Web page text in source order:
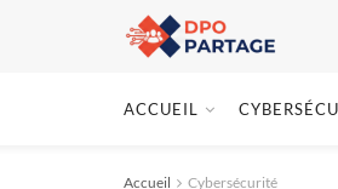
ACCUEIL
Accueil Cybersécurité